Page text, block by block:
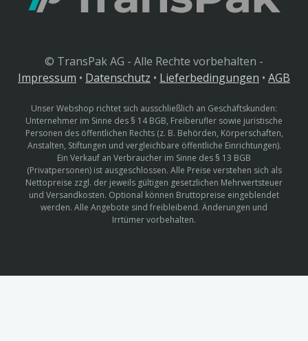
© TransPak AG - Alle Rechte vorbehalten -
Impressum • Datenschutz • Lieferbedingungen • AGB
Unser Webshop richtet sich ausschließlich an Geschäftskunden:
Unternehmer im Sinne des § 14 BGB, Freiberufler sowie juristische
Personen des öffentlichen Rechts (z. B. Behörden, Körperschaften,
Anstalten, Stiftungen und vergleichbare öffentliche Einrichtungen).
Ein Verkauf an Verbraucher im Sinne des § 13 BGB
(Privatpersonen) ist ausgeschlossen. Alle Preise verstehen sich als
Nettopreise zzgl. der jeweils gültigen gesetzlichen Mehrwertsteuer
und Versandkosten. Optional können Bruttopreise eingeblendet
werden. Alle Angebote sind freibleibend. Änderungen und
Irrtümer vorbehalten.